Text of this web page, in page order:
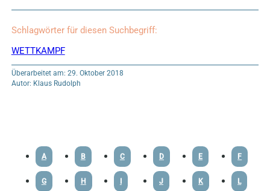
Schlagwörter für diesen Suchbegriff:
WETTKAMPF
Überarbeitet am: 29. Oktober 2018
Autor: Klaus Rudolph
A B C D E F
G H I J K L